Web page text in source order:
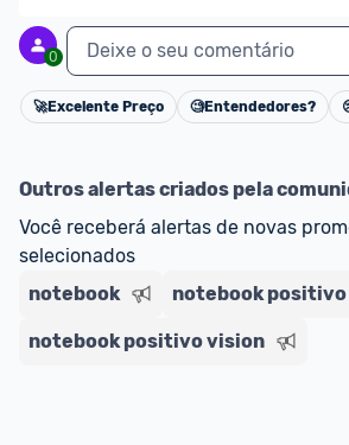
0 Deixe o seu comentário
🚀Excelente Preço 🧐Entendedores?
Outros alertas criados pela
Você receberá alertas de novas
selecionados
notebook
notebook positivo
notebook positivo vision